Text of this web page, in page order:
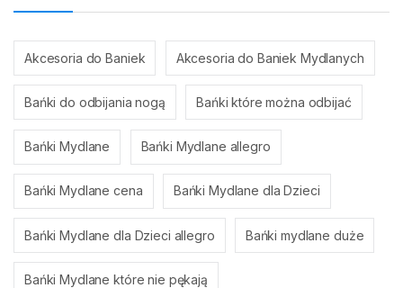
Akcesoria do Baniek Akcesoria do Baniek Mydlanych
Bańki do odbijania nogą Bańki które można odbijać
Bańki Mydlane Bańki Mydlane allegro
Bańki Mydlane cena Bańki Mydlane dla Dzieci
Bańki Mydlane dla Dzieci allegro Bańki mydlane duże
Bańki Mydlane które nie pękają